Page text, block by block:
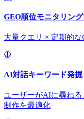
GEO順位モニタリン
大量クエリ × 定期的
AI対話キーワード発掘
ユーザーがAIに尋ね
制作を最適化